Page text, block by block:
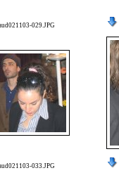
029.JPG
033.JPG